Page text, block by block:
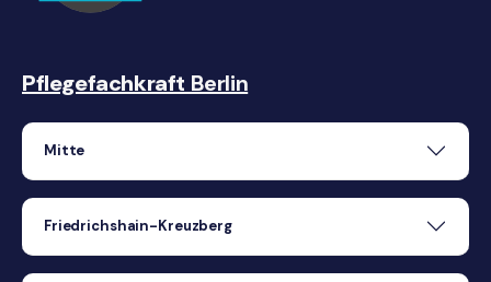
Pflegefachkraft Berlin
Mitte
Friedrichshain-Kreuzberg